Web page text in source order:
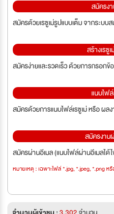
สมัครง
สมัครด้วยเรซูเม่รูปแบบเต็ม จากระบบ
สร้างเรซู
สมัครง่ายและรวดเร็ว ด้วยการกรอก
แนบไฟ
สมัครด้วยการแนบไฟล์เรซูเม่ หรือ ผล
สมัครงาน
สมัครผ่านอีเมล (แนบไฟล์ผ่านอีเมลได้
หมายเหตุ : เฉพาะไฟล์ *.jpg, *.jpeg, *.png ห